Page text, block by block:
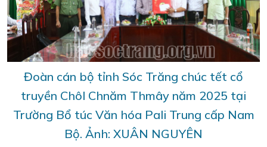
Đoàn cán bộ tỉnh Sóc Trăng chúc tết cổ
truyền Chôl Chnăm Thmây năm 2025 tại
Trường Bổ túc Văn hóa Pali Trung cấp Nam
Bộ. Ảnh: XUÂN NGUYÊN